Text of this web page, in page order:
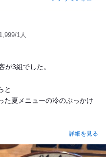
1人
が3組でした。
と
た夏メニューの冷のぶっかけ
詳細を見る